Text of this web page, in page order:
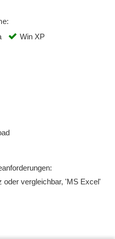
Win XP
vergleichbar, 'MS Excel'